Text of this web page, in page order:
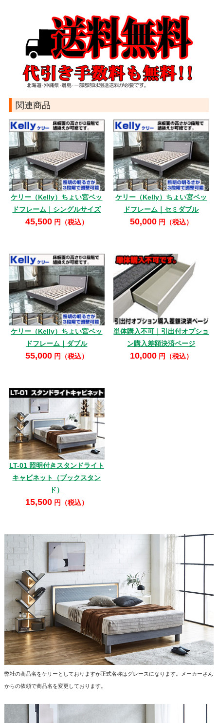
関連商品
ケリー（Kelly）ちょい宮ベッ
ドフレーム｜シングルサイズ
45,500円（税込）
ケリー（Kelly）ちょい宮ベッ
ドフレーム｜セミダブル
50,000円（税込）
ケリー（Kelly）ちょい宮ベッ
ドフレーム｜ダブル
55,000円（税込）
単体購入不可｜引出付オプショ
ン購入差額決済ページ
10,000円（税込）
LT-01 照明付きスタンドライト
キャビネット（ブックスタン
ド）
15,500円（税込）
弊社の商品名をケリーとしておりますが正式名称はグレースになります。メーカーさん
からの依頼で商品名を変更しております。